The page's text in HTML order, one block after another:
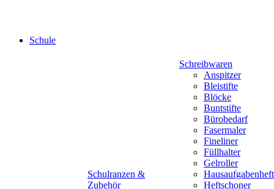
Schule
Schulranzen &
Zubehör
Schreibwaren
Anspitzer
Bleistifte
Blöcke
Buntstifte
Bürobedarf
Fasermaler
Fineliner
Füllhalter
Gelroller
Hausaufgabenheft
Heftschoner